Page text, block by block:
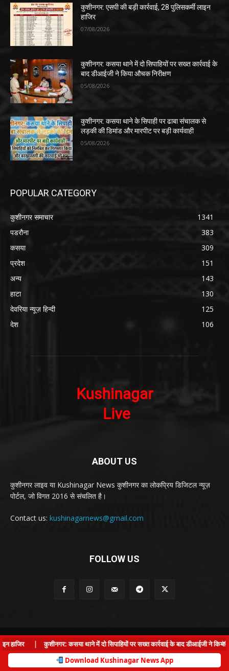
कुशीनगर: एसपी की बड़ी कार्रवाई, 28 पुलिसकर्मी लाइन
हाजिर
07/08/2026
कुशीनगर: कसया थाने में दो सिपाहियों पर सख्त कार्रवाई के
बाद डीआईजी ने किया औचक निरीक्षण
05/08/2026
कुशीनगर: कसया थाने के सिपाही पर ढाबा संचालक से
लड़की की डिमांड और मारपीट पर बड़ी कार्यवाही
05/08/2026
POPULAR CATEGORY
कुशीनगर समाचार
1341
पडरौना
383
कसया
309
प्रदेश
151
अन्य
143
हाटा
130
देवरिया न्यूज़ हिन्दी
125
देश
106
ABOUT US
कुशीनगर लाइव या Kushinagar News कुशीनगर का लोकप्रिय डिजिटल न्यूज़
पोर्टल, जो विगत 2016 से संचलित है।
Contact us: kushinagarnews@gmail.com
FOLLOW US
© Kushinagar Live - 2022
Home About us Privacy Policy Contact us
×
कुशीनगर: कसया थाने में दो सिपाहियों पर सख्त कार्रवाई के बाद डीआईजी ने किया
Download Kushinagar News App